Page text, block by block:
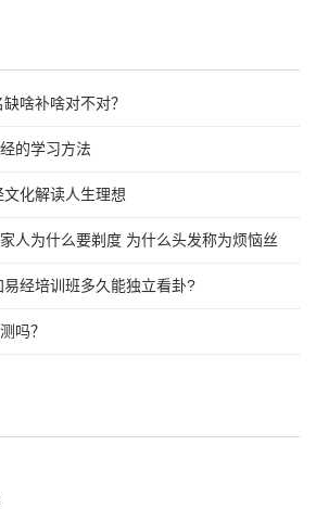
啥补啥对不对？
的学习方法
化解读人生理想
人为什么要剃度 为什么头发称为烦恼丝
经培训班多久能独立看卦?
吗？